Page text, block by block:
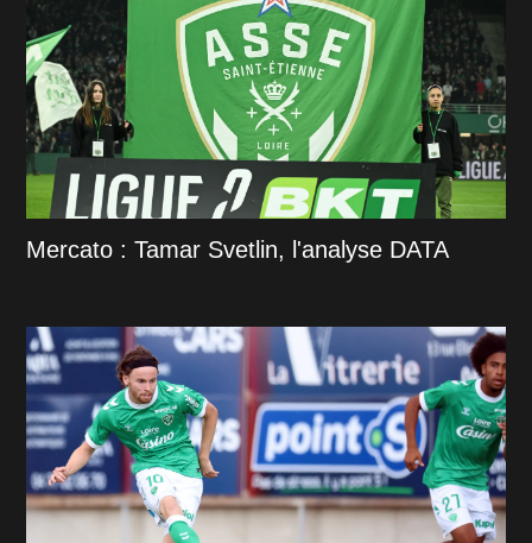
Mercato : Tamar Svetlin, l'analyse DATA